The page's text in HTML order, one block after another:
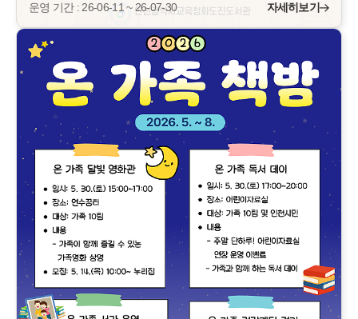
운영 기간 : 26-06-11 ~ 26-07-30
자세히보기